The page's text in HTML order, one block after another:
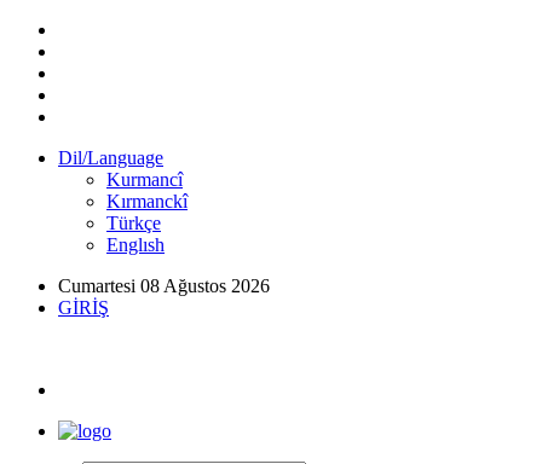
Dil/Language
Kurmancî
Kırmanckî
Türkçe
Englısh
Cumartesi 08 Ağustos 2026
GİRİŞ